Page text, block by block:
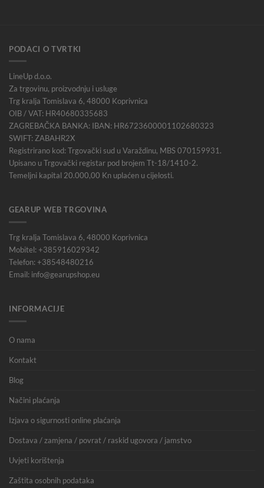
PODACI O TVRTKI
LineUp d.o.o.
Za trgovinu, proizvodnju i usluge
Trg kralja Tomislava 6, 48000 Koprivnica
OIB / VAT: HR40680335683
ZAGREBAČKA BANKA: IBAN: HR6723600001102680323
SWIFT: ZABAHR2X
Registrirano kod: Trgovački sud u Varaždinu, MBS 070159931.
Upisano u Trgovački registar pod brojem Tt-18/1410-2.
Temeljni kapital 20.000,00 Kn uplaćen u cijelosti.
GEARUP WEB TRGOVINA
Trg kralja Tomislava 6, 48000 Koprivnica
Mobitel: +385916029342
Telefon: +38548480216
Email: info@gearupshop.eu
INFORMACIJE
O nama
Kontakt
Blog
Načini plaćanja
Izjava o sigurnosti online plaćanja
Dostava / zamjena / povrat / raskid ugovora / jamstvo
Uvjeti korištenja
Zaštita osobnih podataka